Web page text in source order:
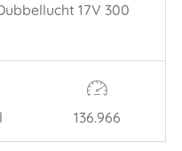
17V 300
136.966